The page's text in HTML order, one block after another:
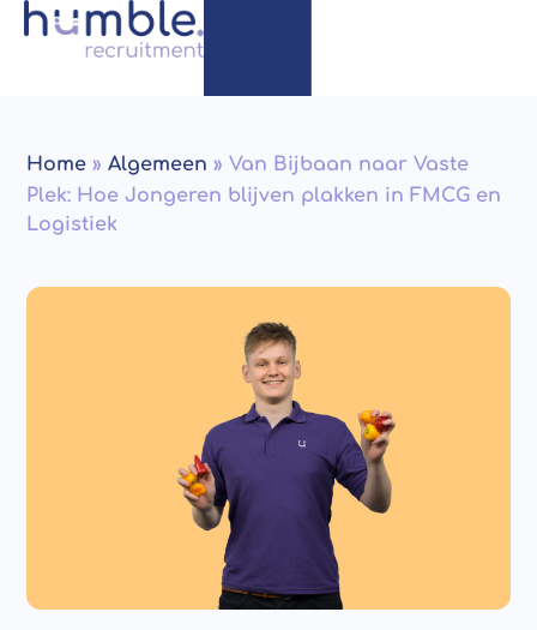
Home »Algemeen »Van Bijbaan naar Vaste
Plek: Hoe Jongeren blijven plakken in FMCG en
Logistiek